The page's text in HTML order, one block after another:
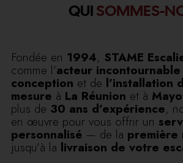
QUISOMMES-
Fondée en 1994, STAME
comme l’acteur incontournable
conception et de l’installation
mesure à La Réunion et à
plus de 30 ans d’expérience,
en œuvre pour vous offrir un
personnalisé — de la première
jusqu’à la livraison de votre